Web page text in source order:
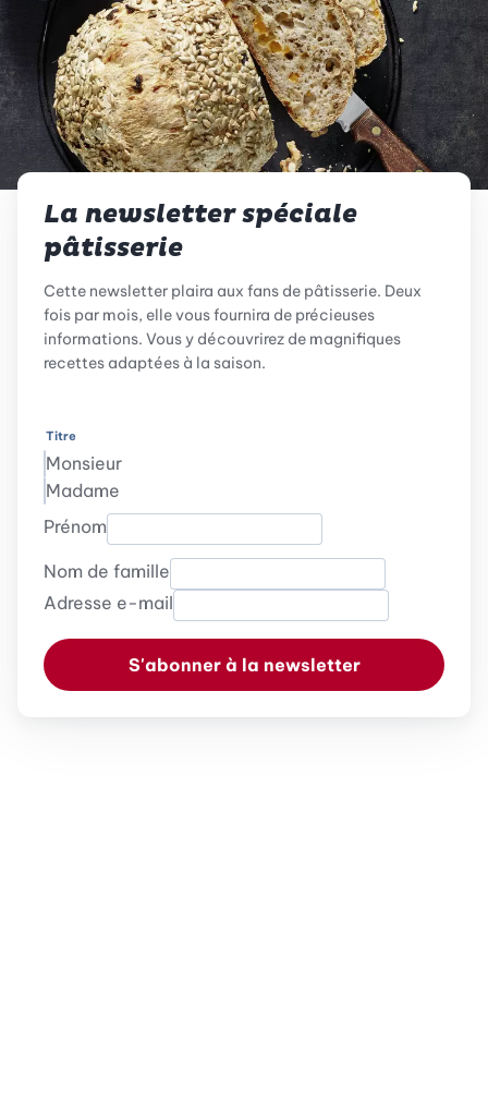
La newsletter spéciale
pâtisserie
Cette newsletter plaira aux fans de pâtisserie. Deux
fois par mois, elle vous fournira de précieuses
informations. Vous y découvrirez de magnifiques
recettes adaptées à la saison.
Titre
Monsieur
Madame
Prénom
Nom de famille
Adresse e-mail
S'abonner à la newsletter